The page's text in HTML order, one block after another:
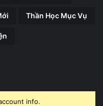
Thần Học Mục Vụ
info.